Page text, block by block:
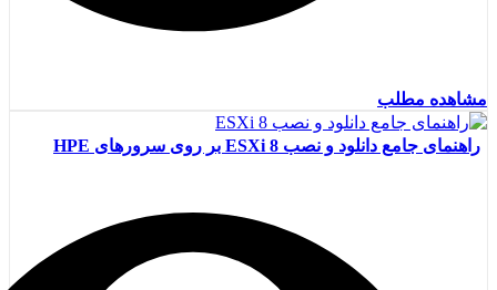
مشاهده مطلب
راهنمای جامع دانلود و نصب ESXi 8 بر روی سرورهای HPE